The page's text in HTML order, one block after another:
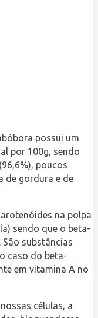
possui um
por 100g, sendo
poucos
de gordura e de
na polpa
sendo que o beta-
substâncias
caso do beta-
em vitamina A no
células, a